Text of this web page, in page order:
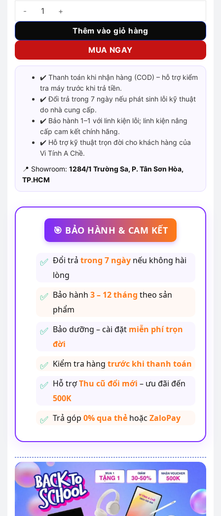
Card màn hình ASUS GT 1030 2GB GDDR5 Phoenix OC
Thêm vào giỏ hàng
MUA NGAY
✔️ Thanh toán khi nhận hàng (COD) – hỗ trợ kiểm
tra máy trước khi trả tiền.
✔️ Đổi trả trong 7 ngày nếu phát sinh lỗi kỹ thuật
do nhà cung cấp.
✔️ Bảo hành 1–1 với linh kiện lỗi; linh kiện nâng
cấp cam kết chính hãng.
✔️ Hỗ trợ kỹ thuật trọn đời cho khách hàng của
Vi Tính A Chề.
📍 Showroom: 1284/1 Trường Sa, P. Tân Sơn Hòa,
TP.HCM
🎯 BẢO HÀNH & CAM KẾT
Đổi trả trong 7 ngàynếu không hài
lòng
Bảo hành 3 – 12 tháng theo sản
phẩm
Bảo dưỡng – cài đặt miễn phí trọn
đời
Kiểm tra hàng trước khi thanh toán
Hỗ trợThu cũ đổi mới – ưu đãi đến
500K
Trả góp 0% qua thẻhoặc ZaloPay